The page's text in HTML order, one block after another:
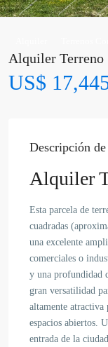
Alquiler Terreno
US$
Descripción
Alquiler
Esta parcela de
cuadradas
una excelente
comerciales o
y una profundidad
gran versatilidad
altamente atractiva
espacios abiertos.
entrada de la